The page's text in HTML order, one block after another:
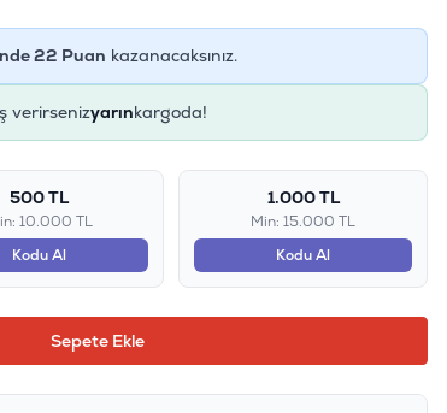
22 Puan kazanacaksınız.
verirsenizyarınkargoda!
500 TL
10.000 TL
Kodu Al
1.000 TL
Min: 15.000 TL
Kodu Al
Sepete Ekle